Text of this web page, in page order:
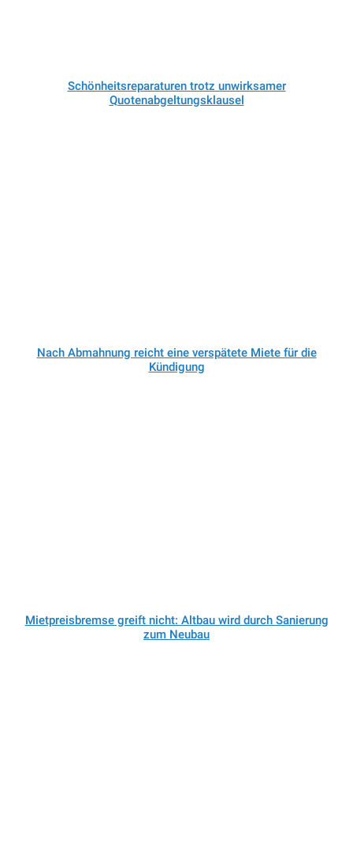
Schönheitsreparaturen trotz unwirksamer
Quotenabgeltungsklausel
Nach Abmahnung reicht eine verspätete Miete für die
Kündigung
Mietpreisbremse greift nicht: Altbau wird durch Sanierung
zum Neubau